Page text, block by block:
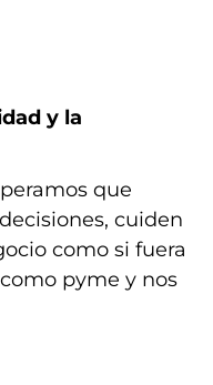
y la
que
cuiden
como si fuera
pyme y nos